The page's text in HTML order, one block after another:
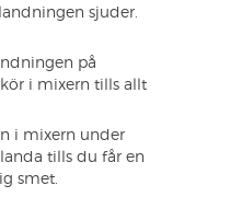
sjuder.
på
i mixern tills allt
i mixern under
tills du får en
smet.